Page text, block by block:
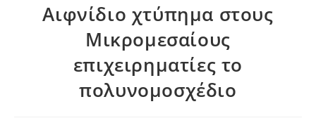
Αιφνίδιο χτύπημα στους
Μικρομεσαίους
επιχειρηματίες το
πολυνομοσχέδιο